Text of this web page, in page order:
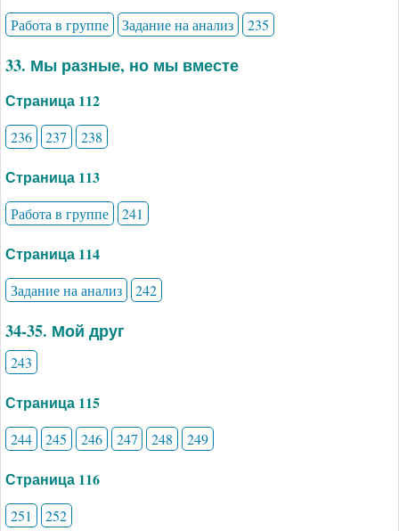
Работа в группе Задание на анализ 235
33. Мы разные, но мы вместе
Страница 112
236 237 238
Страница 113
Работа в группе 241
Страница 114
Задание на анализ 242
34-35. Мой друг
243
Страница 115
244 245 246 247 248 249
Страница 116
251 252